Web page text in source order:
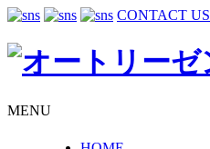
CONTACT US
MENU